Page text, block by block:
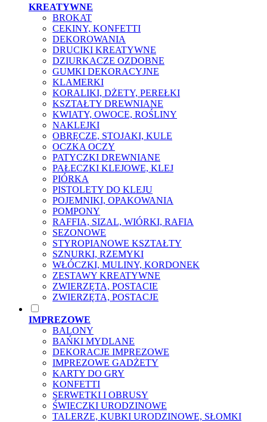
KREATYWNE
BROKAT
CEKINY, KONFETTI
DEKOROWANIA
DRUCIKI KREATYWNE
DZIURKACZE OZDOBNE
GUMKI DEKORACYJNE
KLAMERKI
KORALIKI, DŻETY, PEREŁKI
KSZTAŁTY DREWNIANE
KWIATY, OWOCE, ROŚLINY
NAKLEJKI
OBRĘCZE, STOJAKI, KULE
OCZKA OCZY
PATYCZKI DREWNIANE
PAŁECZKI KLEJOWE, KLEJ
PIÓRKA
PISTOLETY DO KLEJU
POJEMNIKI, OPAKOWANIA
POMPONY
RAFFIA, SIZAL, WIÓRKI, RAFIA
SEZONOWE
STYROPIANOWE KSZTAŁTY
SZNURKI, RZEMYKI
WŁÓCZKI, MULINY, KORDONEK
ZESTAWY KREATYWNE
ZWIERZĘTA, POSTACIE
ZWIERZĘTA, POSTACJE
IMPREZOWE
BALONY
BAŃKI MYDLANE
DEKORACJE IMPREZOWE
IMPREZOWE GADŻETY
KARTY DO GRY
KONFETTI
SERWETKI I OBRUSY
ŚWIECZKI URODZINOWE
TALERZE, KUBKI URODZINOWE, SŁOMKI